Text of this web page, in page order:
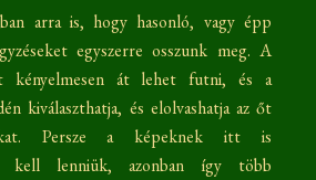
arra is, hogy hasonló, vagy épp
egyszerre osszunk meg. A
kényelmesen át lehet futni, és a
kiválaszthatja, és elolvashatja az őt
Persze a képeknek itt is
kell lenniük, azonban így több